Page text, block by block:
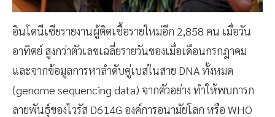
อินโดนีเซียรายงานผู้ติดเชื้อรายใหม่อีก 2,858 คน เมื่อวัน
อาทิตย์ สูงกว่าตัวเลขเฉลี่ยรายวันของเมื่อเดือนกรกฎาคม
และจากข้อมูลการหาลำดับคู่เบสในสาย DNA ทั้งหมด
(genome sequencing data) จากตัวอย่าง ทำให้พบการก
ลายพันธุ์ของไวรัส D614G องค์การอนามัยโลก หรือ WHO